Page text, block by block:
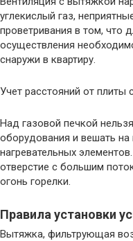
углекислый газ,
проветривания в том, что
осуществления
снаружи в квартиру.
Учет расстояний от плиты
Над газовой печкой
оборудования и вешать
нагревательных
отверстие с большим
огонь горелки.
Правила установки
Вытяжка, фильтрующая